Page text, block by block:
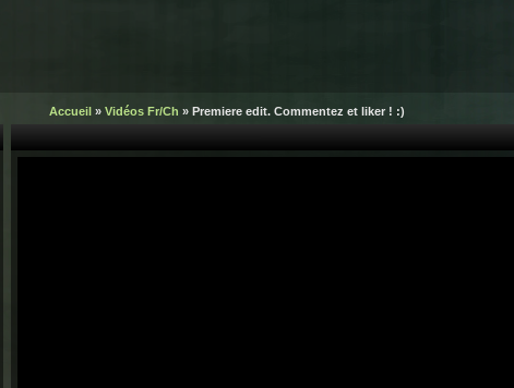
Accueil » Vidéos Fr/Ch » Premiere edit. Commentez et liker ! :)